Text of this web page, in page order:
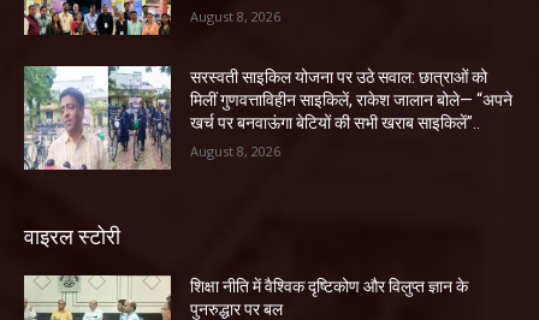
August 8, 2026
सरस्वती साइकिल योजना पर उठे सवाल: छात्राओं को
मिलीं गुणवत्ताविहीन साइकिलें, राकेश जालान बोले— “अपने
खर्च पर बनवाऊंगा बेटियों की सभी खराब साइकिलें”..
August 8, 2026
वाइरल स्टोरी
शिक्षा नीति में वैश्विक दृष्टिकोण और विलुप्त ज्ञान के
पुनरुद्धार पर बल